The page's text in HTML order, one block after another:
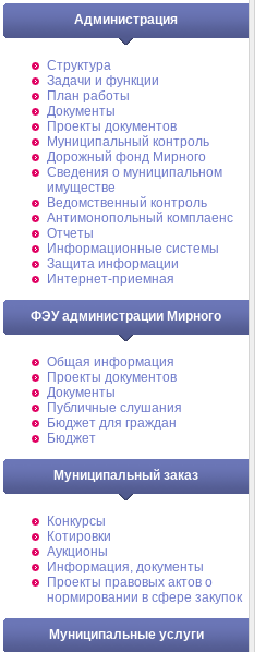
Администрация
Структура
Задачи и функции
План работы
Документы
Проекты документов
Муниципальный контроль
Дорожный фонд Мирного
Cведения о муниципальном
имуществе
Ведомственный контроль
Антимонопольный комплаенс
Отчеты
Информационные системы
Защита информации
Интернет-приемная
ФЭУ администрации Мирного
Общая информация
Проекты документов
Документы
Публичные слушания
Бюджет для граждан
Бюджет
Муниципальный заказ
Конкурсы
Котировки
Аукционы
Информация, документы
Проекты правовых актов о
нормировании в сфере закупок
Муниципальные услуги